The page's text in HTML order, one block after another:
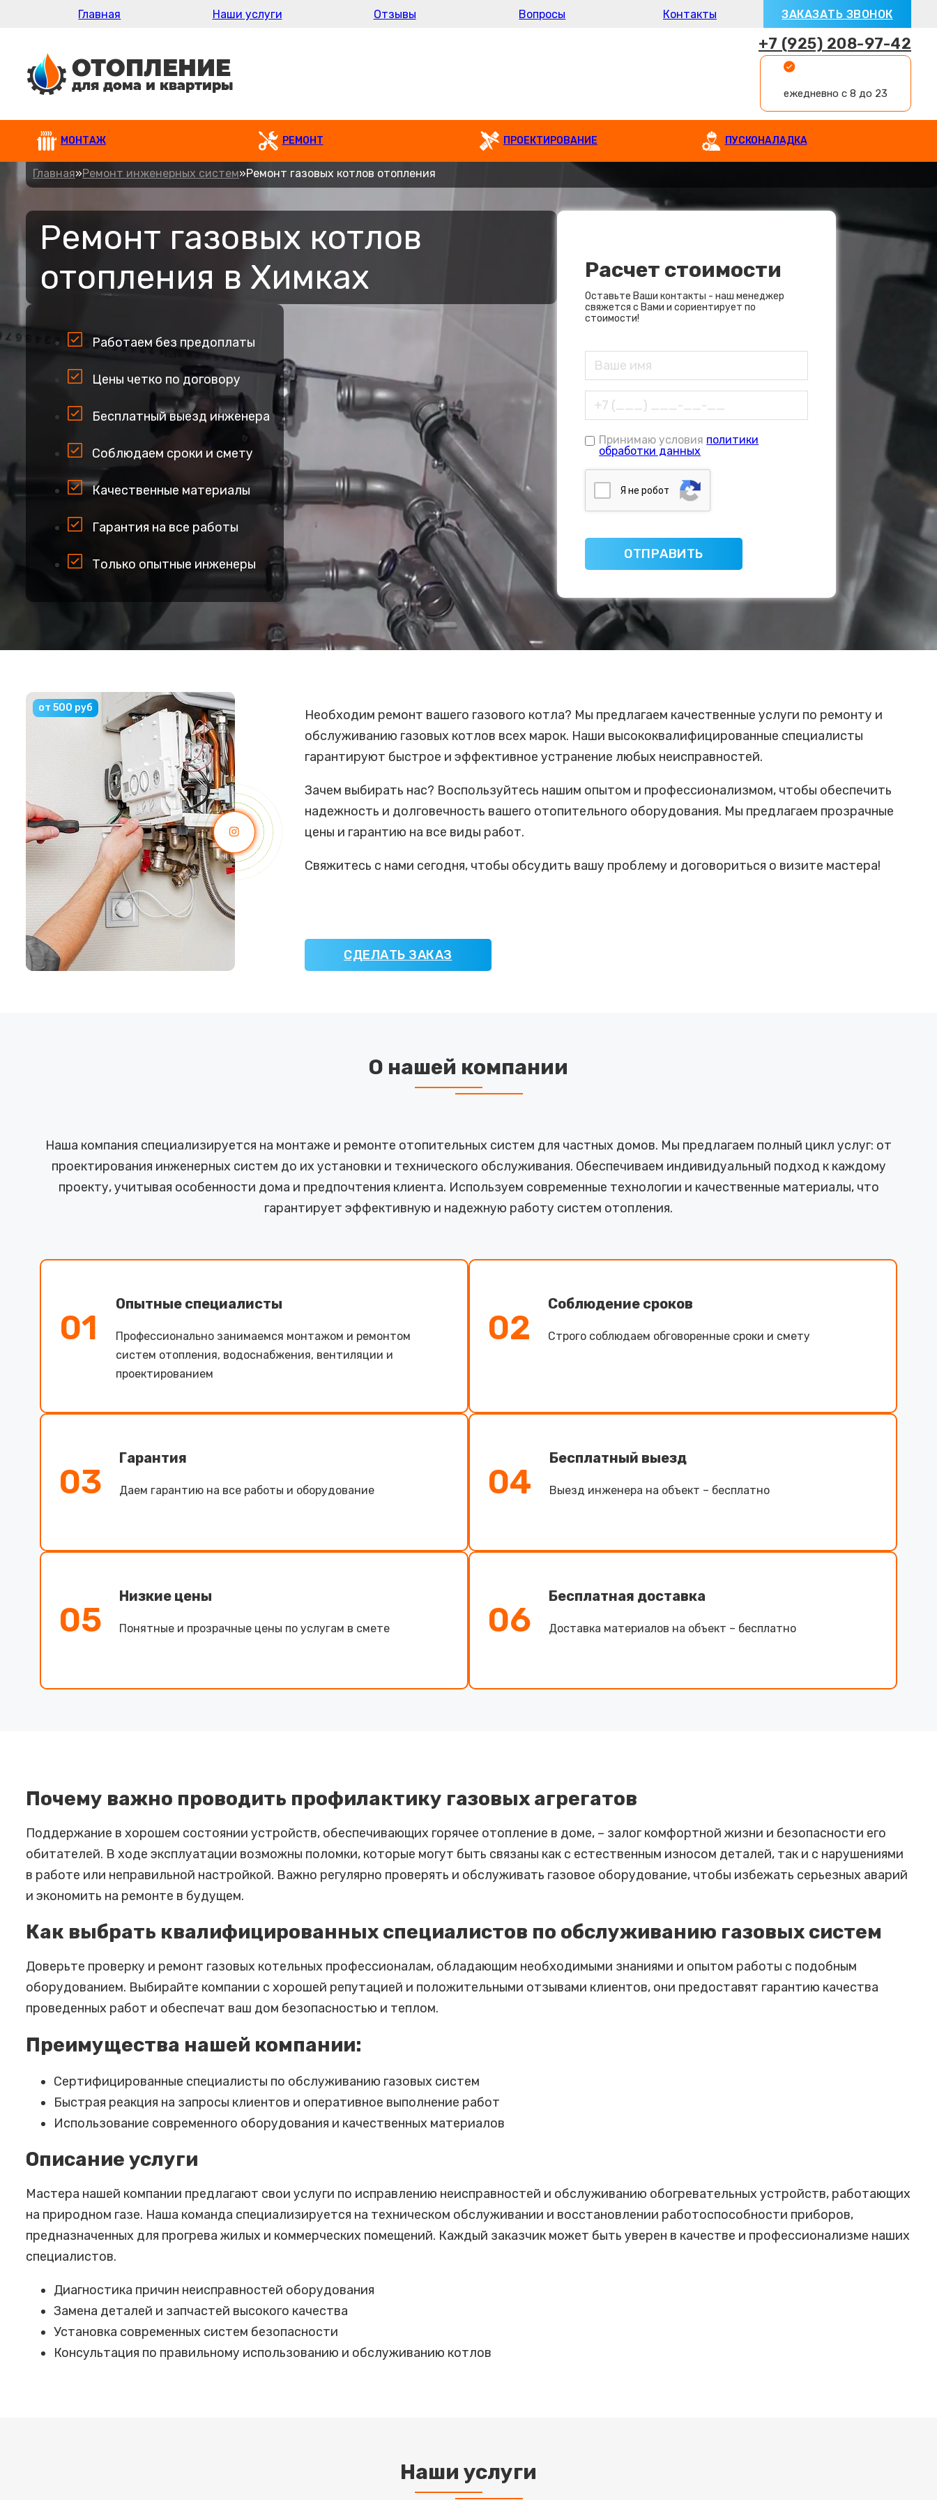
Главная Наши услуги Отзывы Вопросы Контакты ЗАКАЗАТЬ ЗВОНОК
+7 (925) 208-97-42
ежедневно с 8 до 23
МОНТАЖ РЕМОНТ ПРОЕКТИРОВАНИЕ ПУСКОНАЛАДКА
Главная»Ремонт инженерных систем»Ремонт газовых котлов отопления
Ремонт газовых котлов
отопления в Химках
Работаем без предоплаты
Цены четко по договору
Бесплатный выезд инженера
Соблюдаем сроки и смету
Качественные материалы
Гарантия на все работы
Только опытные инженеры
Расчет стоимости
Оставьте Ваши контакты - наш менеджер
свяжется с Вами и сориентирует по
стоимости!
Принимаю условия политики
обработки данных
Я нe poбoт
от 500 руб
Необходим ремонт вашего газового котла? Мы предлагаем качественные услуги по ремонту и
обслуживанию газовых котлов всех марок. Наши высококвалифицированные специалисты
гарантируют быстрое и эффективное устранение любых неисправностей.
Зачем выбирать нас? Воспользуйтесь нашим опытом и профессионализмом, чтобы обеспечить
надежность и долговечность вашего отопительного оборудования. Мы предлагаем прозрачные
цены и гарантию на все виды работ.
Свяжитесь с нами сегодня, чтобы обсудить вашу проблему и договориться о визите мастера!
СДЕЛАТЬ ЗАКАЗ
О нашей компании
Наша компания специализируется на монтаже и ремонте отопительных систем для частных домов. Мы предлагаем полный цикл услуг: от
проектирования инженерных систем до их установки и технического обслуживания. Обеспечиваем индивидуальный подход к каждому
проекту, учитывая особенности дома и предпочтения клиента. Используем современные технологии и качественные материалы, что
гарантирует эффективную и надежную работу систем отопления.
01
Опытные специалисты
Профессионально занимаемся монтажом и ремонтом
систем отопления, водоснабжения, вентиляции и
проектированием
02
Соблюдение сроков
Строго соблюдаем обговоренные сроки и смету
03
Гарантия
Даем гарантию на все работы и оборудование 04
Бесплатный выезд
Выезд инженера на объект – бесплатно
05
Низкие цены
Понятные и прозрачные цены по услугам в смете 06
Бесплатная доставка
Доставка материалов на объект – бесплатно
Почему важно проводить профилактику газовых агрегатов
Поддержание в хорошем состоянии устройств, обеспечивающих горячее отопление в доме, – залог комфортной жизни и безопасности его
обитателей. В ходе эксплуатации возможны поломки, которые могут быть связаны как с естественным износом деталей, так и с нарушениями
в работе или неправильной настройкой. Важно регулярно проверять и обслуживать газовое оборудование, чтобы избежать серьезных аварий
и экономить на ремонте в будущем.
Как выбрать квалифицированных специалистов по обслуживанию газовых систем
Доверьте проверку и ремонт газовых котельных профессионалам, обладающим необходимыми знаниями и опытом работы с подобным
оборудованием. Выбирайте компании с хорошей репутацией и положительными отзывами клиентов, они предоставят гарантию качества
проведенных работ и обеспечат ваш дом безопасностью и теплом.
Преимущества нашей компании:
Сертифицированные специалисты по обслуживанию газовых систем
Быстрая реакция на запросы клиентов и оперативное выполнение работ
Использование современного оборудования и качественных материалов
Описание услуги
Мастера нашей компании предлагают свои услуги по исправлению неисправностей и обслуживанию обогревательных устройств, работающих
на природном газе. Наша команда специализируется на техническом обслуживании и восстановлении работоспособности приборов,
предназначенных для прогрева жилых и коммерческих помещений. Каждый заказчик может быть уверен в качестве и профессионализме наших
специалистов.
Диагностика причин неисправностей оборудования
Замена деталей и запчастей высокого качества
Установка современных систем безопасности
Консультация по правильному использованию и обслуживанию котлов
Наши услуги